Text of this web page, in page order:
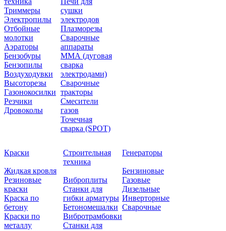
Триммеры
Электропилы
Отбойные
молотки
Аэраторы
Бензобуры
Бензопилы
Воздуходувки
Высоторезы
Газонокосилки
Резчики
Дровоколы
сушки
электродов
Плазморезы
Сварочные
аппараты
ММА (дуговая
сварка
электродами)
Сварочные
тракторы
Смесители
газов
Точечная
сварка (SPOT)
Краски
Жидкая кровля
Резиновые
краски
Краска по
бетону
Краски по
металлу
Строительная
техника
Виброплиты
Станки для
гибки арматуры
Бетономешалки
Вибротрамбовки
Станки для
Генераторы
Бензиновые
Газовые
Дизельные
Инверторные
Сварочные